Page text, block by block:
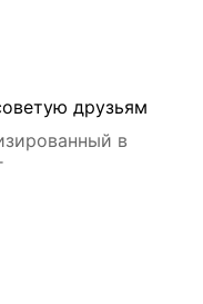
друзьям
в